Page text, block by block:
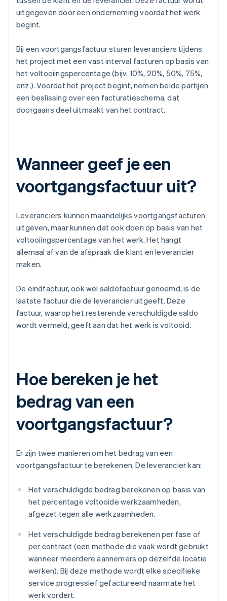
uitgegeven door een onderneming voordat het werk
begint.
Bij een voortgangsfactuur sturen leveranciers tijdens
het project met een vast interval facturen op basis van
het voltooiingspercentage (bijv. 10%, 20%, 50%, 75%,
enz.). Voordat het project begint, nemen beide partijen
een beslissing over een facturatieschema, dat
doorgaans deel uitmaakt van het contract.
Wanneer geef je een
voortgangsfactuur uit?
Leveranciers kunnen maandelijks voortgangsfacturen
uitgeven, maar kunnen dat ook doen op basis van het
voltooiingspercentage van het werk. Het hangt
allemaal af van de afspraak die klant en leverancier
maken.
De eindfactuur, ook wel saldofactuur genoemd, is de
laatste factuur die de leverancier uitgeeft. Deze
factuur, waarop het resterende verschuldigde saldo
wordt vermeld, geeft aan dat het werk is voltooid.
Hoe bereken je het
bedrag van een
voortgangsfactuur?
Er zijn twee manieren om het bedrag van een
voortgangsfactuur te berekenen. De leverancier kan:
Het verschuldigde bedrag berekenen op basis van
het percentage voltooide werkzaamheden,
afgezet tegen alle werkzaamheden.
Het verschuldigde bedrag berekenen per fase of
per contract (een methode die vaak wordt gebruikt
wanneer meerdere aannemers op dezelfde locatie
werken). Bij deze methode wordt elke specifieke
service progressief gefactureerd naarmate het
werk vordert.